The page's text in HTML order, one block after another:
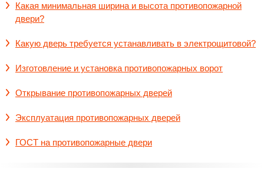
Какая минимальная ширина и высота противопожарной
двери?
Какую дверь требуется устанавливать в электрощитовой?
Изготовление и установка противопожарных ворот
Открывание противопожарных дверей
Эксплуатация противопожарных дверей
ГОСТ на противопожарные двери